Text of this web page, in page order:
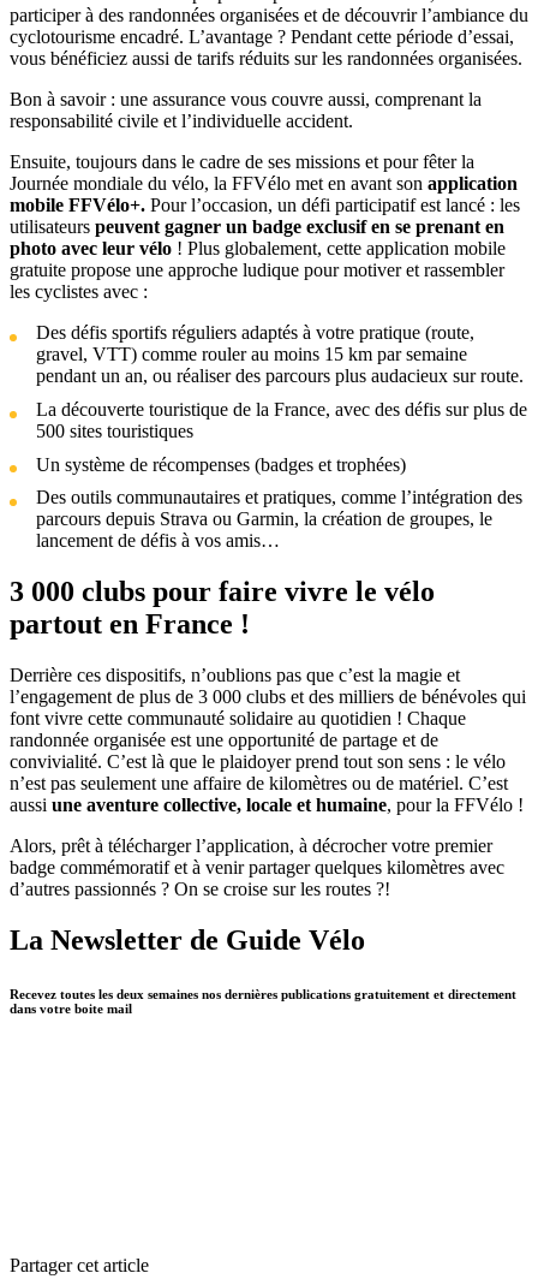
participer à des randonnées organisées et de découvrir l’ambiance du
cyclotourisme encadré. L’avantage ? Pendant cette période d’essai,
vous bénéficiez aussi de tarifs réduits sur les randonnées organisées.
Bon à savoir : une assurance vous couvre aussi, comprenant la
responsabilité civile et l’individuelle accident.
Ensuite, toujours dans le cadre de ses missions et pour fêter la
Journée mondiale du vélo, la FFVélo met en avant son application
mobile FFVélo+. Pour l’occasion, un défi participatif est lancé : les
utilisateurs peuvent gagner un badge exclusif en se prenant en
photo avec leur vélo ! Plus globalement, cette application mobile
gratuite propose une approche ludique pour motiver et rassembler
les cyclistes avec :
Des défis sportifs réguliers adaptés à votre pratique (route,
gravel, VTT) comme rouler au moins 15 km par semaine
pendant un an, ou réaliser des parcours plus audacieux sur route.
La découverte touristique de la France, avec des défis sur plus de
500 sites touristiques
Un système de récompenses (badges et trophées)
Des outils communautaires et pratiques, comme l’intégration des
parcours depuis Strava ou Garmin, la création de groupes, le
lancement de défis à vos amis…
3 000 clubs pour faire vivre le vélo
partout en France !
Derrière ces dispositifs, n’oublions pas que c’est la magie et
l’engagement de plus de 3 000 clubs et des milliers de bénévoles qui
font vivre cette communauté solidaire au quotidien ! Chaque
randonnée organisée est une opportunité de partage et de
convivialité. C’est là que le plaidoyer prend tout son sens : le vélo
n’est pas seulement une affaire de kilomètres ou de matériel. C’est
aussi une aventure collective, locale et humaine, pour la FFVélo !
Alors, prêt à télécharger l’application, à décrocher votre premier
badge commémoratif et à venir partager quelques kilomètres avec
d’autres passionnés ? On se croise sur les routes ?!
La Newsletter de Guide Vélo
Recevez toutes les deux semaines nos dernières publications gratuitement et directement
dans votre boite mail
Partager cet article